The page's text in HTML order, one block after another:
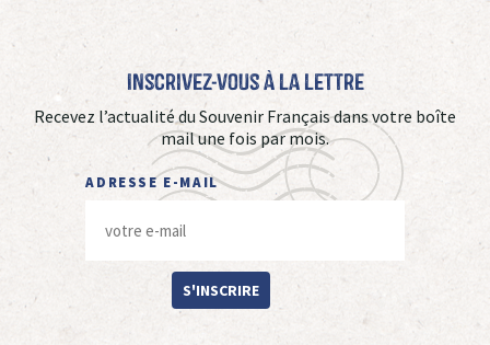
Inscrivez-vous à La Lettre
Recevez l’actualité du Souvenir Français dans votre boîte
mail une fois par mois.
ADRESSE E-MAIL
S'INSCRIRE